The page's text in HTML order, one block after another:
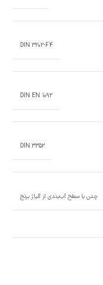
DIN 3202-F4
DIN EN 1092
DIN 3352
چدن با سطح آب‌بندی از آلیاژ برنج